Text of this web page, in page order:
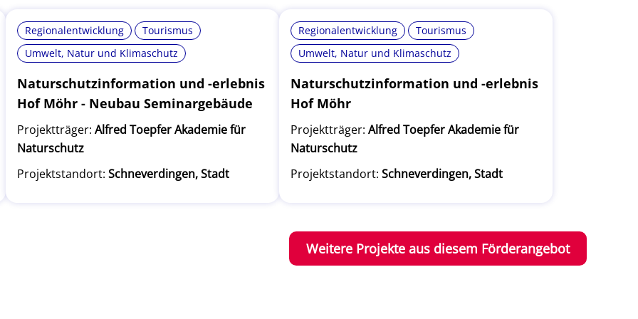
Regionalentwicklung
Tourismus
Umwelt, Natur und Klimaschutz
Naturschutzinformation und -erlebnis
Hof Möhr - Neubau Seminargebäude
Projektträger: Alfred Toepfer Akademie für
Naturschutz
Projektstandort: Schneverdingen, Stadt
Regionalentwicklung
Tourismus
Umwelt, Natur und Klimaschutz
Naturschutzinformation und -erlebnis
Hof Möhr
Projektträger: Alfred Toepfer Akademie für
Naturschutz
Projektstandort: Schneverdingen, Stadt
Weitere Projekte aus diesem Förderangebot